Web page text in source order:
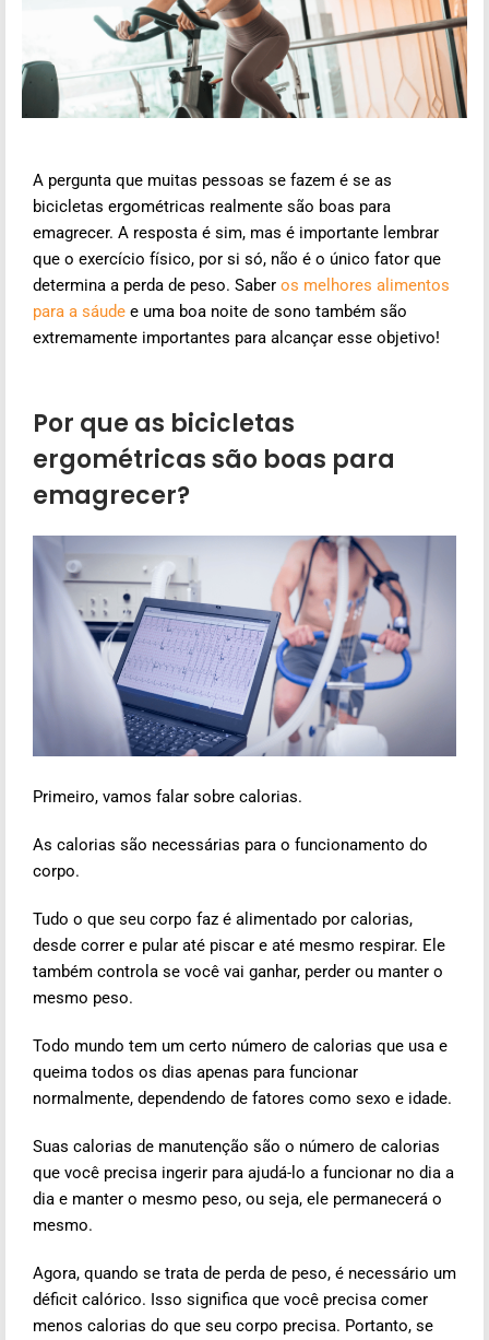
A pergunta que muitas pessoas se fazem é se as
bicicletas ergométricas realmente são boas para
emagrecer. A resposta é sim, mas é importante lembrar
que o exercício físico, por si só, não é o único fator que
determina a perda de peso. Saber os melhores alimentos
para a sáude e uma boa noite de sono também são
extremamente importantes para alcançar esse objetivo!
Por que as bicicletas
ergométricas são boas para
emagrecer?
Primeiro, vamos falar sobre calorias.
As calorias são necessárias para o funcionamento do
corpo.
Tudo o que seu corpo faz é alimentado por calorias,
desde correr e pular até piscar e até mesmo respirar. Ele
também controla se você vai ganhar, perder ou manter o
mesmo peso.
Todo mundo tem um certo número de calorias que usa e
queima todos os dias apenas para funcionar
normalmente, dependendo de fatores como sexo e idade.
Suas calorias de manutenção são o número de calorias
que você precisa ingerir para ajudá-lo a funcionar no dia a
dia e manter o mesmo peso, ou seja, ele permanecerá o
mesmo.
Agora, quando se trata de perda de peso, é necessário um
déficit calórico. Isso significa que você precisa comer
menos calorias do que seu corpo precisa. Portanto, se